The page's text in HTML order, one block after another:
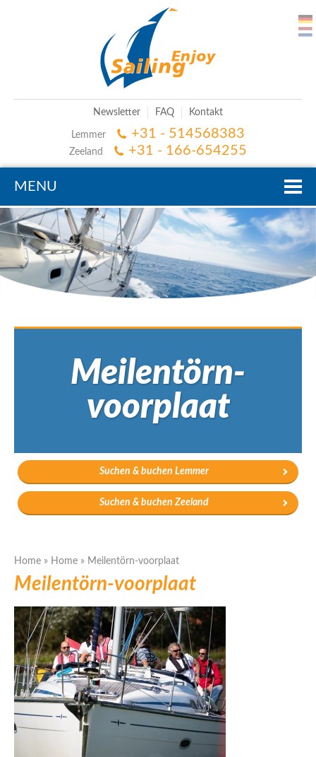
Newsletter FAQ Kontakt
Lemmer +31 - 514568383
Zeeland +31 - 166-654255
MENU
Meilentörn-
voorplaat
Suchen & buchen Lemmer
Suchen & buchen Zeeland
Home » Home » Meilentörn-voorplaat
Meilentörn-voorplaat